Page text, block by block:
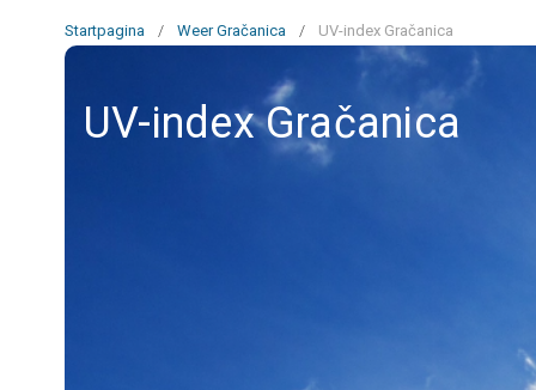
Startpagina / Weer Gračanica / UV-index Gračanica
UV-index Gračanica